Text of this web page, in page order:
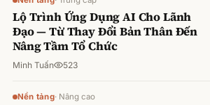
Lộ Trình Ứng Dụng AI Cho Lãnh
Đạo — Từ Thay Đổi Bản Thân Đến
Nâng Tầm Tổ Chức
Minh Tuấn 523
Nền tảng· Nâng cao